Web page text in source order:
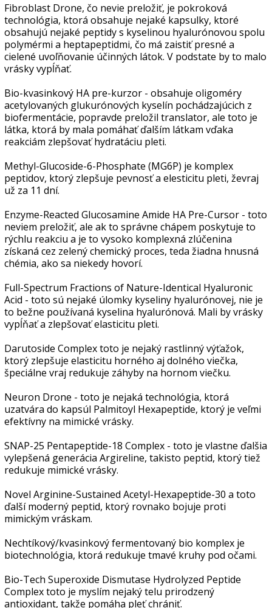
Fibroblast Drone, čo nevie preložiť, je pokroková
technológia, ktorá obsahuje nejaké kapsulky, ktoré
obsahujú nejaké peptidy s kyselinou hyalurónovou spolu
polymérmi a heptapeptidmi, čo má zaistiť presné a
cielené uvoľňovanie účinných látok. V podstate by to malo
vrásky vypĺňať.
Bio-kvasinkový HA pre-kurzor - obsahuje oligoméry
acetylovaných glukurónových kyselín pochádzajúcich z
biofermentácie, popravde preložil translator, ale toto je
látka, ktorá by mala pomáhať ďalším látkam vďaka
reakciám zlepšovať hydratáciu pleti.
Methyl-Glucoside-6-Phosphate (MG6P) je komplex
peptidov, ktorý zlepšuje pevnosť a elesticitu pleti, ževraj
už za 11 dní.
Enzyme-Reacted Glucosamine Amide HA Pre-Cursor - toto
neviem preložiť, ale ak to správne chápem poskytuje to
rýchlu reakciu a je to vysoko komplexná zlúčenina
získaná cez zelený chemický proces, teda žiadna hnusná
chémia, ako sa niekedy hovorí.
Full-Spectrum Fractions of Nature-Identical Hyaluronic
Acid - toto sú nejaké úlomky kyseliny hyalurónovej, nie je
to bežne používaná kyselina hyalurónová. Mali by vrásky
vypĺňať a zlepšovať elasticitu pleti.
Darutoside Complex toto je nejaký rastlinný výťažok,
ktorý zlepšuje elasticitu horného aj dolného viečka,
špeciálne vraj redukuje záhyby na hornom viečku.
Neuron Drone - toto je nejaká technológia, ktorá
uzatvára do kapsúl Palmitoyl Hexapeptide, ktorý je veľmi
efektívny na mimické vrásky.
SNAP-25 Pentapeptide-18 Complex - toto je vlastne ďalšia
vylepšená generácia Argireline, takisto peptid, ktorý tiež
redukuje mimické vrásky.
Novel Arginine-Sustained Acetyl-Hexapeptide-30 a toto
ďalší moderný peptid, ktorý rovnako bojuje proti
mimickým vráskam.
Nechtíkový/kvasinkový fermentovaný bio komplex je
biotechnológia, ktorá redukuje tmavé kruhy pod očami.
Bio-Tech Superoxide Dismutase Hydrolyzed Peptide
Complex toto je myslím nejaký telu prirodzený
antioxidant, takže pomáha pleť chrániť.